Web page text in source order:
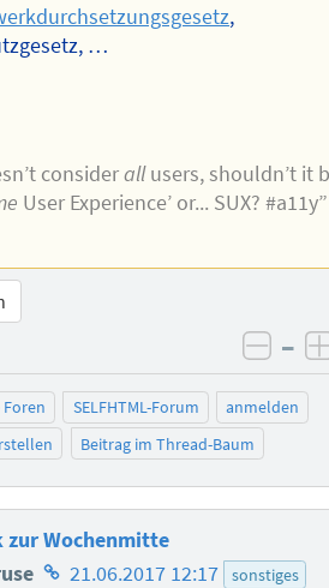
,
…
considerallusers, shouldn’t it
User Experience’ or... SUX?
–
SELFHTML-Forum
anmelden
Beitrag im Thread-Baum
zur Wochenmitte
Homepage
21.06.2017 12:17 sonstiges